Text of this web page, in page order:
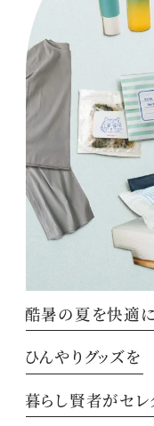
酷暑の夏を快適
ひんやりグッズを
暮らし賢者がセレ